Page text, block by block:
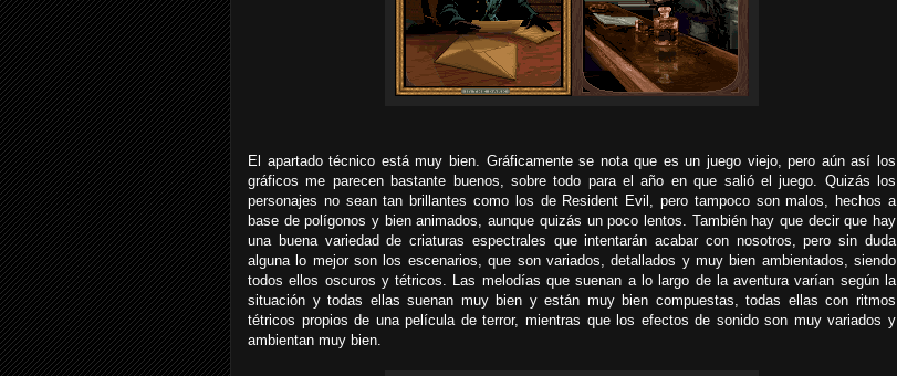
El apartado técnico está muy bien. Gráficamente se nota que es un juego viejo, pero aún así los
gráficos me parecen bastante buenos, sobre todo para el año en que salió el juego. Quizás los
personajes no sean tan brillantes como los de Resident Evil, pero tampoco son malos, hechos a
base de polígonos y bien animados, aunque quizás un poco lentos. También hay que decir que hay
una buena variedad de criaturas espectrales que intentarán acabar con nosotros, pero sin duda
alguna lo mejor son los escenarios, que son variados, detallados y muy bien ambientados, siendo
todos ellos oscuros y tétricos. Las melodías que suenan a lo largo de la aventura varían según la
situación y todas ellas suenan muy bien y están muy bien compuestas, todas ellas con ritmos
tétricos propios de una película de terror, mientras que los efectos de sonido son muy variados y
ambientan muy bien.